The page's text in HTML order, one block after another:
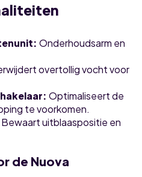
Onderhoudsarm en
overtollig vocht voor
Optimaliseert de
te voorkomen.
Bewaart uitblaaspositie en
de Nuova